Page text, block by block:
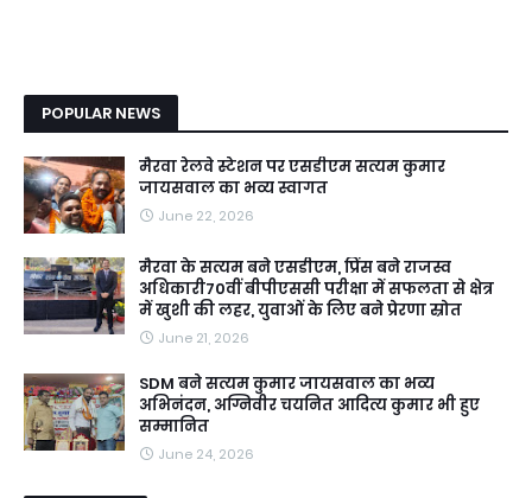
POPULAR NEWS
मैरवा रेलवे स्टेशन पर एसडीएम सत्यम कुमार
जायसवाल का भव्य स्वागत
June 22, 2026
मैरवा के सत्यम बने एसडीएम, प्रिंस बने राजस्व
अधिकारी70वीं बीपीएससी परीक्षा में सफलता से क्षेत्र
में खुशी की लहर, युवाओं के लिए बने प्रेरणा स्रोत
June 21, 2026
SDM बने सत्यम कुमार जायसवाल का भव्य
अभिनंदन, अग्निवीर चयनित आदित्य कुमार भी हुए
सम्मानित
June 24, 2026